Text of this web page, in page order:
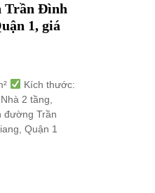
Trần Đình
1, giá
Kích thước:
2 tầng,
đường Trần
Quận 1